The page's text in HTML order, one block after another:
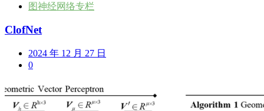
图神经网络专栏
ClofNet
2024 年 12 月 27 日
0